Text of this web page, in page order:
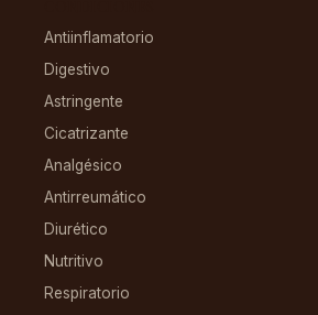
Antiinflamatorio
Digestivo
Astringente
Cicatrizante
Analgésico
Antirreumático
Diurético
Nutritivo
Respiratorio